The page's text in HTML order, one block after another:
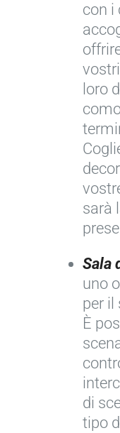
con i
loro
sarà
Sala
uno
per il
È
di
tipo